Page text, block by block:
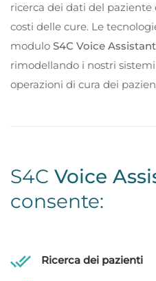
ricerca dei dati del
costi delle cure. Le
modulo S4C Voice Assistant
rimodellando i nostri
operazioni di cura dei
S4C Voice
consente:
Ricerca dei pazienti